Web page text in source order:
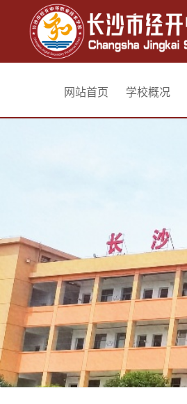
网站首页 学校概况